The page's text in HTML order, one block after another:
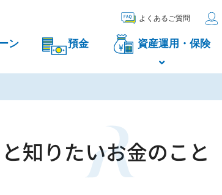
ン 預金 資産運用・保険
よくあるご質問
知りたいお金のこと